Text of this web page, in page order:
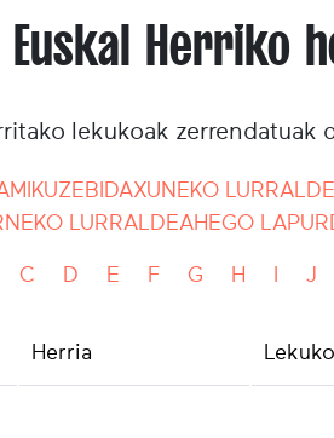
Herriko
lekukoak zerrendatuak
BIDAXUNEKO
LURRALDEAHEGO
C D E F G H J
Herria